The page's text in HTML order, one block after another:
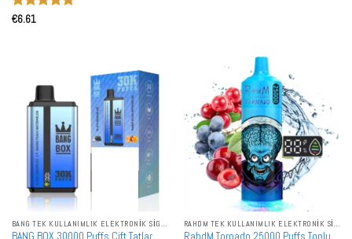
5 üzerinden
€6.61
BANG TEK KULLANIMLIK ELEKTRONIK SIGARALAR RAHDM TEK KULLANIMLIK ELEKTRONIK SIGARALAR